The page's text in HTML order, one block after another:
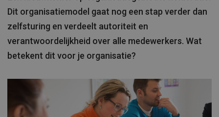
Dit organisatiemodel gaat nog een stap verder dan
zelfsturing en verdeelt autoriteit en
verantwoordelijkheid over alle medewerkers. Wat
betekent dit voor je organisatie?